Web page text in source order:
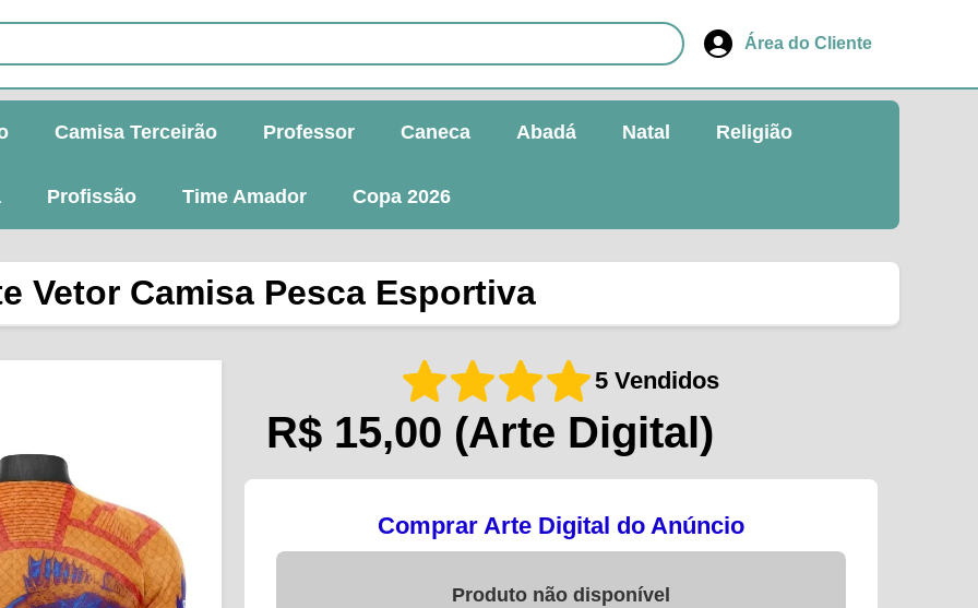
Área do Cliente
Camisa Terceirão Professor Caneca Abadá Natal Religião
Profissão Time Amador Copa 2026
Vetor Camisa Pesca Esportiva
5 Vendidos
R$ 15,00 (Arte Digital)
Comprar Arte Digital do Anúncio
Produto não disponível